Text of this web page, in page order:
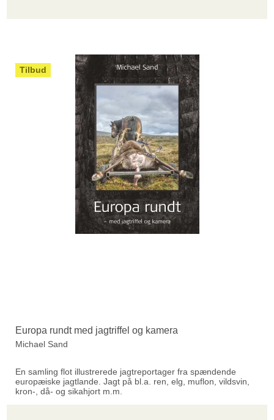
Tilbud
Europa rundt med jagtriffel og kamera
Michael Sand
En samling flot illustrerede jagtreportager fra spændende
europæiske jagtlande. Jagt på bl.a. ren, elg, muflon, vildsvin,
kron-, då- og sikahjort m.m.